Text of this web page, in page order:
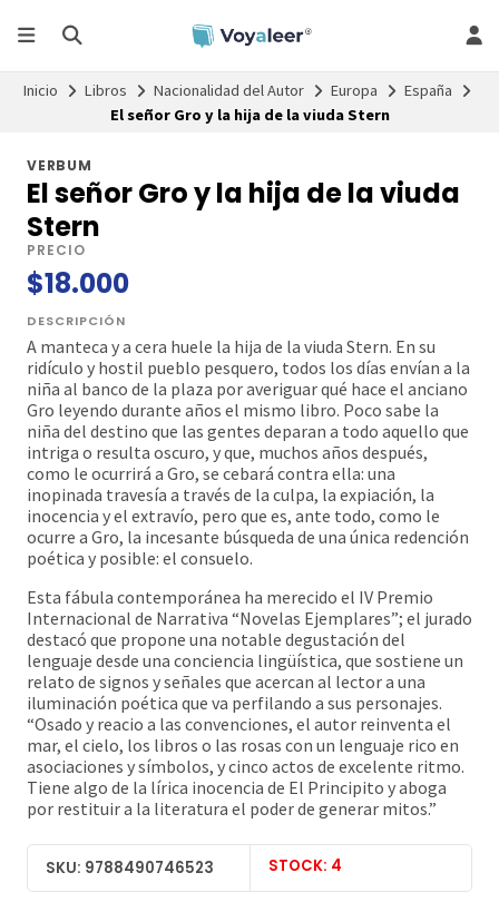
Inicio Libros Nacionalidad del Autor Europa
España
El señor Gro y la hija de la viuda Stern
VERBUM
El señor Gro y la hija de la viuda
Stern
PRECIO
$18.000
DESCRIPCIÓN
A manteca y a cera huele la hija de la viuda Stern. En su
ridículo y hostil pueblo pesquero, todos los días envían a la
niña al banco de la plaza por averiguar qué hace el anciano
Gro leyendo durante años el mismo libro. Poco sabe la
niña del destino que las gentes deparan a todo aquello que
intriga o resulta oscuro, y que, muchos años después,
como le ocurrirá a Gro, se cebará contra ella: una
inopinada travesía a través de la culpa, la expiación, la
inocencia y el extravío, pero que es, ante todo, como le
ocurre a Gro, la incesante búsqueda de una única redención
poética y posible: el consuelo.
Esta fábula contemporánea ha merecido el IV Premio
Internacional de Narrativa “Novelas Ejemplares”; el jurado
destacó que propone una notable degustación del
lenguaje desde una conciencia lingüística, que sostiene un
relato de signos y señales que acercan al lector a una
iluminación poética que va perfilando a sus personajes.
“Osado y reacio a las convenciones, el autor reinventa el
mar, el cielo, los libros o las rosas con un lenguaje rico en
asociaciones y símbolos, y cinco actos de excelente ritmo.
Tiene algo de la lírica inocencia de El Principito y aboga
por restituir a la literatura el poder de generar mitos.”
SKU: 9788490746523 STOCK: 4